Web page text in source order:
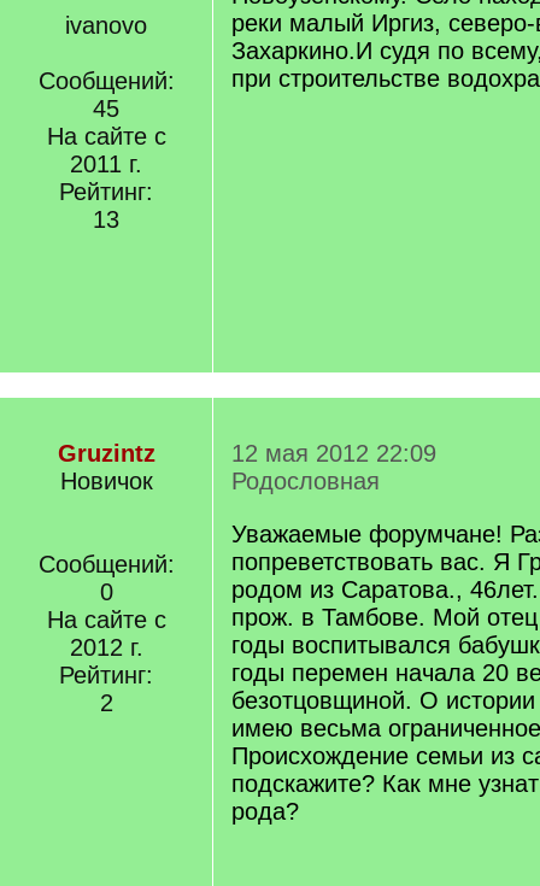
ivanovo
Сообщений:
45
На сайте с
2011 г.
Рейтинг:
13
реки малый Иргиз,
Захаркино.И судя по
при строительстве
Gruzintz
Новичок
Сообщений:
0
На сайте с
2012 г.
Рейтинг:
2
12 мая 2012 22:09
Родословная
Уважаемые форумчане!
попреветствовать вас. Я
родом из Саратова.,
прож. в Тамбове. Мой
годы воспитывался
годы перемен начала 20
безотцовщиной. О
имею весьма
Происхождение семьи из
подскажите? Как мне
рода?